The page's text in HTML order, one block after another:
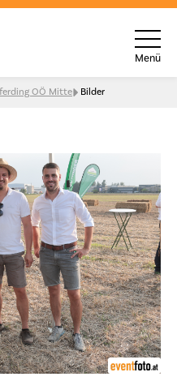
Menü
OÖ Mitte Bilder